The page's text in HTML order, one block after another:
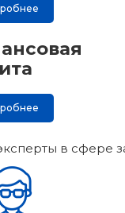
в сфере